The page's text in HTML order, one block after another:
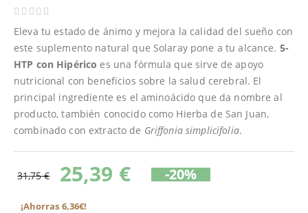
de
Eleva tu estado de ánimo y mejora la calidad del sueño con
este suplemento natural que Solaray pone a tu alcance. 5-
HTP con Hipérico es una fórmula que sirve de apoyo
nutricional con beneficios sobre la salud cerebral. El
principal ingrediente es el aminoácido que da nombre al
producto, también conocido como Hierba de San Juan,
combinado con extracto de Griffonia simplicifolia.
31,75 € 25,39 € -20%
¡Ahorras 6,36€!